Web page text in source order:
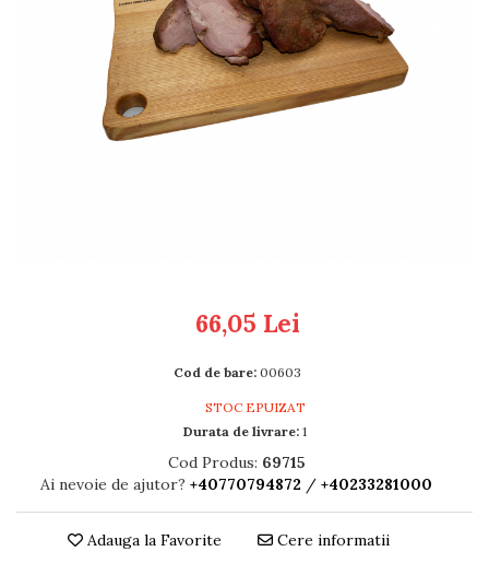
66,05 Lei
Cod de bare: 00603
STOC EPUIZAT
Durata de livrare:1
Cod Produs: 69715
Ai nevoie de ajutor? +40770794872 / +40233281000
Adauga la Favorite Cere informatii